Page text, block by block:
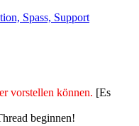
Spass, Support
vorstellen können. [Es
beginnen!